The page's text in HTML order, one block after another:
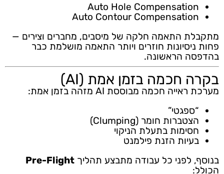
Auto Hole Compensation
Auto Contour Compensation
מתקבלת התאמה חלקה של מיסבים, מחברים וצירים —
פחות ניסיונות חוזרים ויותר התאמה מושלמת כבר
בהדפסה הראשונה.
בקרה חכמה בזמן אמת (AI)
מערכת ראייה חכמה מבוססת AI מזהה בזמן אמת:
“ספגטי”
הצטברות חומר (Clumping)
חסימות בתעלת הניקוי
בעיות הזנת פילמנט
בנוסף, לפני כל עבודה מתבצע תהליך Pre-Flight
הכולל: